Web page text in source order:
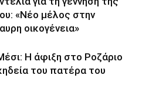
«Νέο μέλος στην
οικογένεια»
Η άφιξη στο Ροζάριο
του πατέρα του